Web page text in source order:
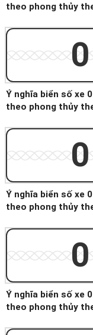
theo phong thủy
Ý nghĩa biển số xe
theo phong thủy
Ý nghĩa biển số xe
theo phong thủy
Ý nghĩa biển số xe
theo phong thủy